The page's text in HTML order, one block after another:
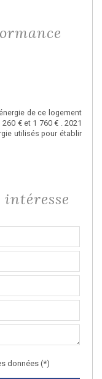
de ce logement
€ et 1 760 € . 2021
utilisés pour établir
intéresse
données (*)